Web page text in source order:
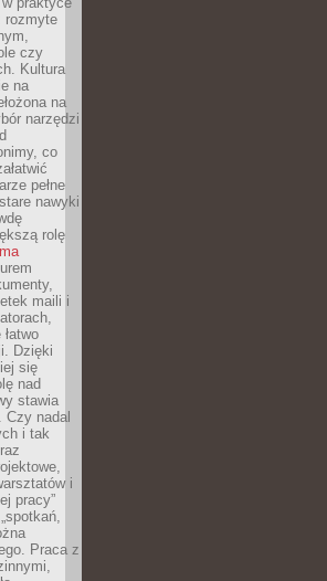
rozmyte
czy
Kultura
na
na
narzędzi
co
pełne
nawyki
rolę
maili i
Dzięki
się
nad
stawia
Czy nadal
i tak
i
pracy”
Praca z